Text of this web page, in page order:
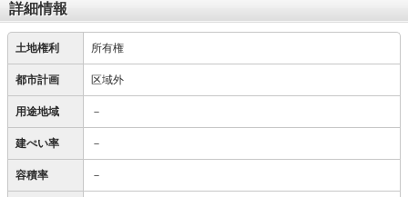
詳細情報
土地権利 所有権
都市計画 区域外
用途地域 －
建ぺい率 －
容積率 －